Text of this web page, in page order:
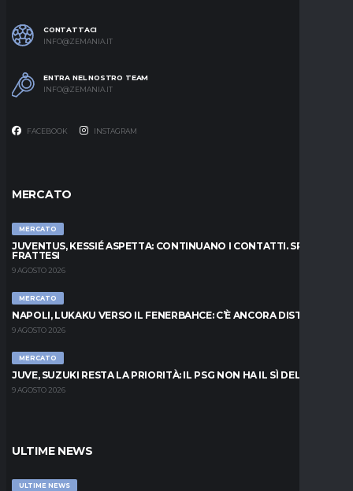
CONTATTACI
INFO@ZEMANIA.IT
ENTRA NEL NOSTRO TEAM
INFO@ZEMANIA.IT
FACEBOOK INSTAGRAM
MERCATO
MERCATO
JUVENTUS, KESSIÉ ASPETTA: CONTINUANO I CONTATTI. SPUNTA
FRATTESI
9 AGOSTO 2026
MERCATO
NAPOLI, LUKAKU VERSO IL FENERBAHCE: C’È ANCORA DISTANZA
9 AGOSTO 2026
MERCATO
JUVE, SUZUKI RESTA LA PRIORITÀ: IL PSG NON HA IL SÌ DEL PARMA
9 AGOSTO 2026
ULTIME NEWS
ULTIME NEWS